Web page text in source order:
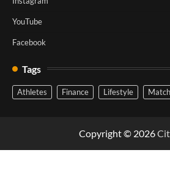
YouTube
Facebook
Tags
Athletes Finance Lifestyle Match
Copyright © 2026